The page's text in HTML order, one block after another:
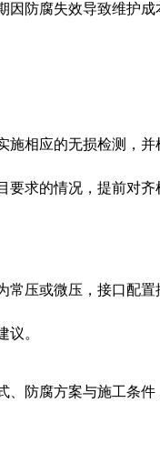
防腐失效导致维护
相应的无损检测，
求的情况，提前对
压或微压，接口配
。
防腐方案与施工条